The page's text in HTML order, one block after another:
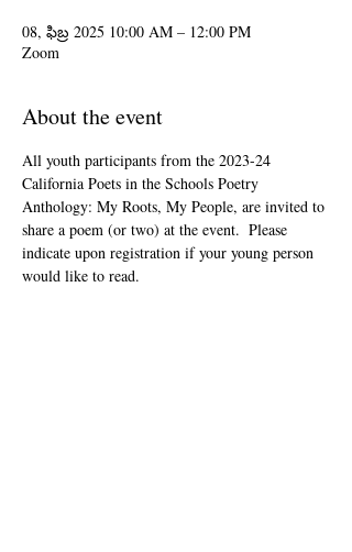
08, ఫిబ్ర 2025 10:00 AM – 12:00 PM
Zoom
About the event
All youth participants from the 2023-24
California Poets in the Schools Poetry
Anthology: My Roots, My People, are invited to
share a poem (or two) at the event.  Please
indicate upon registration if your young person
would like to read.